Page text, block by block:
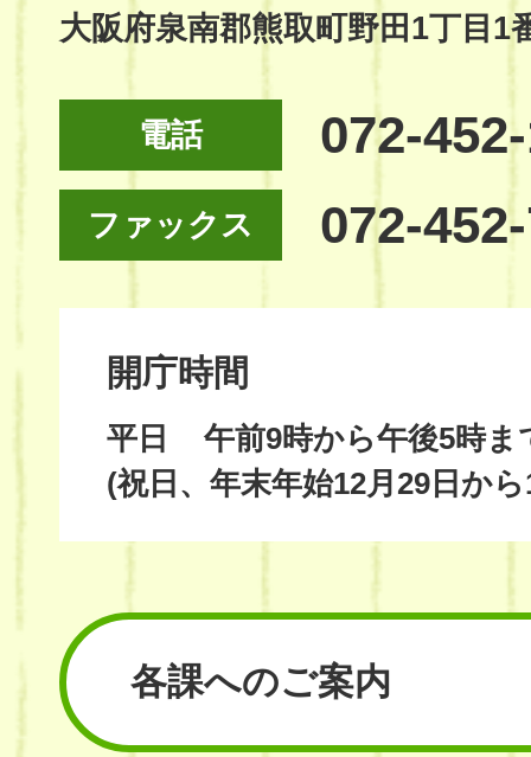
大阪府泉南郡熊取町野田1丁目1
電話 072-
ファックス 072-
開庁時間
平日
午前9時から午後5時ま
(祝日、年末年始12月29日か
各課へのご案内